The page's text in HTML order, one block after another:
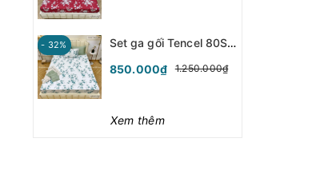
- 32%
Set ga gối Tencel 80S - Lá Xanh - SGGT80-028
850.000₫
1.250.000₫
Xem thêm